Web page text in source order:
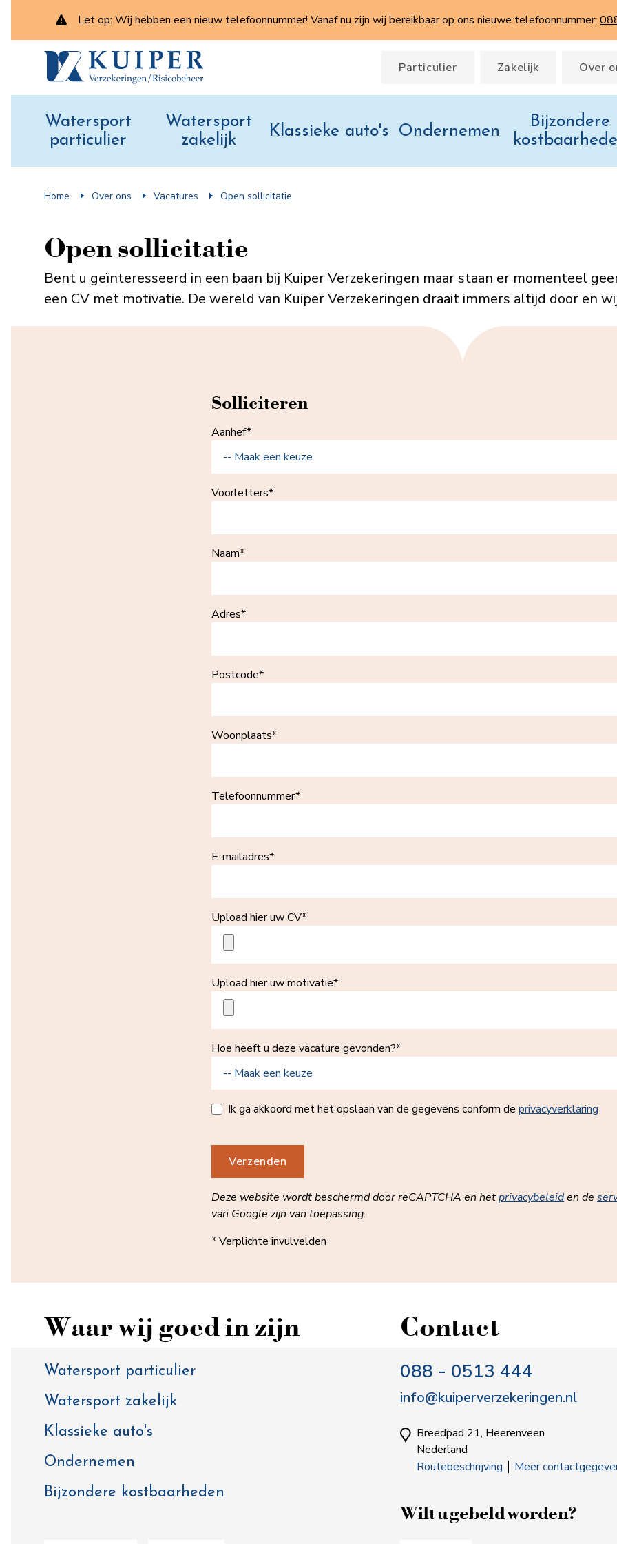
Let op: Wij hebben een nieuw telefoonnummer! Vanaf nu zijn wij bereikbaar op ons nieuwe telefoonnummer:
Particulier Zakelijk Over
Watersport
particulier
Watersport
zakelijk
Klassieke auto's Ondernemen
Bijzondere
Home Over ons Vacatures Open sollicitatie
Open sollicitatie
Bent u geïnteresseerd in een baan bij Kuiper Verzekeringen maar staan er momenteel
een CV met motivatie. De wereld van Kuiper Verzekeringen draait immers altijd door en
Solliciteren
Aanhef*
Voorletters*
Naam*
Adres*
Postcode*
Woonplaats*
Telefoonnummer*
E-mailadres*
Upload hier uw CV*
Upload hier uw motivatie*
Hoe heeft u deze vacature gevonden?*
Ik ga akkoord met het opslaan van de gegevens conform deprivacyverklaring
Verzenden
Deze website wordt beschermd door reCAPTCHA en hetprivacybeleiden de
van Google zijn van toepassing.
* Verplichte invulvelden
Waar wij goed in zijn
Watersport particulier
Watersport zakelijk
Klassieke auto's
Ondernemen
Bijzondere kostbaarheden
Contact
088 - 0513 444
info@kuiperverzekeringen.nl
Breedpad 21, Heerenveen
Nederland
Routebeschrijving
Meer
Wilt u gebeld worden?